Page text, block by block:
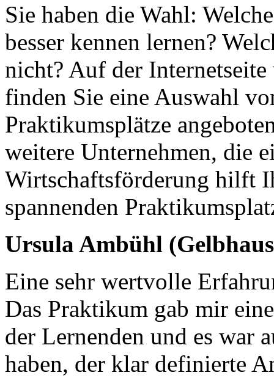
Sie haben die Wahl:
besser kennen lernen?
nicht? Auf der
finden Sie eine Auswahl
Praktikumsplätze
weitere Unternehmen, die
Wirtschaftsförderung hilft
spannenden
Ursula Ambühl
Eine sehr wertvolle
Das Praktikum gab mir
der Lernenden und es war
haben, der klar definierte